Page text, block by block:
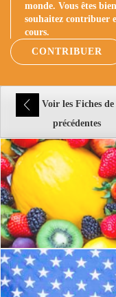
monde. Vous êtes
souhaitez contribuer
cours.
CONTRIBUER
précédentes